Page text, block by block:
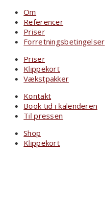
Om
Referencer
Priser
Forretningsbetingelser
Priser
Klippekort
Vækstpakker
Kontakt
Book tid i kalenderen
Til pressen
Shop
Klippekort